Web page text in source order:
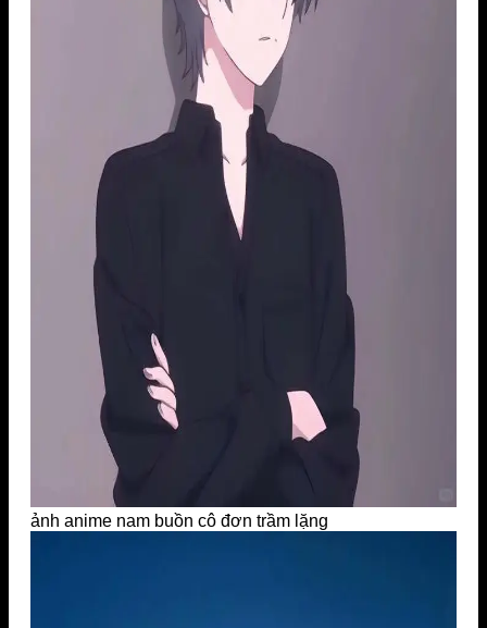
ảnh anime nam buồn cô đơn trầm lặng